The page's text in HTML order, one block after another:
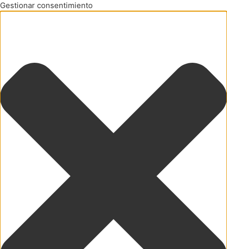
Gestionar consentimiento